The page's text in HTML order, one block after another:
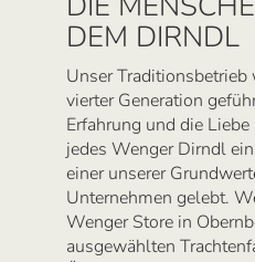
DEM DIRNDL
Unser
vierter Generation
Erfahrung und die
jedes Wenger Dirndl
einer unserer
Unternehmen gelebt.
Wenger Store in
ausgewählten